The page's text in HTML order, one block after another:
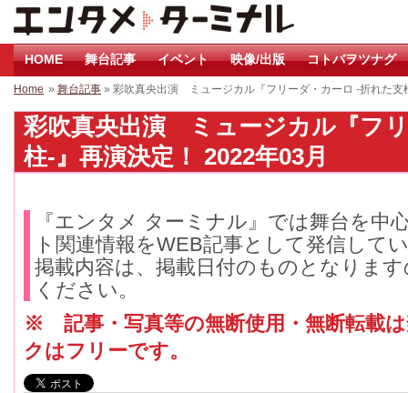
HOME 舞台記事 イベント 映像/出版 コトバヲツナグ
Home » 舞台記事 » 彩吹真央出演 ミュージカル『フリーダ・カーロ -折れた支
彩吹真央出演 ミュージカル『フ
柱-』再演決定！ 2022年03月
『エンタメ ターミナル』では舞台を中
ト関連情報をWEB記事として発信して
掲載内容は、掲載日付のものとなりま
ください。
※ 記事・写真等の無断使用・無断転載
クはフリーです。